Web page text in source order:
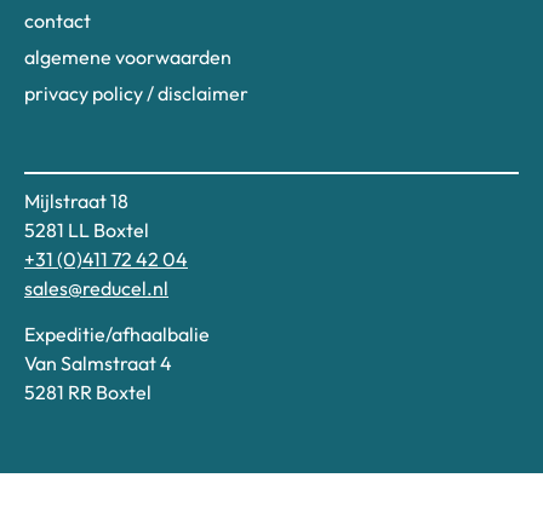
contact
algemene voorwaarden
privacy policy / disclaimer
Mijlstraat 18
5281 LL Boxtel
+31 (0)411 72 42 04
sales@reducel.nl
Expeditie/afhaalbalie
Van Salmstraat 4
5281 RR Boxtel